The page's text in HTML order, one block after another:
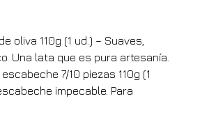
oliva 110g (1 ud.) – Suaves,
Una lata que es pura artesanía.
7/10 piezas 110g (1
impecable. Para